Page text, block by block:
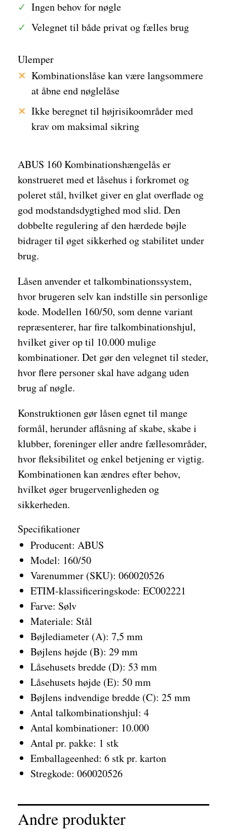
ABUS 160 Kombinationshængelås er
konstrueret med et låsehus i forkromet og
poleret stål, hvilket giver en glat overflade og
god modstandsdygtighed mod slid. Den
dobbelte regulering af den hærdede bøjle
bidrager til øget sikkerhed og stabilitet under
brug.
Låsen anvender et talkombinationssystem,
hvor brugeren selv kan indstille sin personlige
kode. Modellen 160/50, som denne variant
repræsenterer, har fire talkombinationshjul,
hvilket giver op til 10.000 mulige
kombinationer. Det gør den velegnet til steder,
hvor flere personer skal have adgang uden
brug af nøgle.
Konstruktionen gør låsen egnet til mange
formål, herunder aflåsning af skabe, skabe i
klubber, foreninger eller andre fællesområder,
hvor fleksibilitet og enkel betjening er vigtig.
Kombinationen kan ændres efter behov,
hvilket øger brugervenligheden og
sikkerheden.
Ingen behov for nøgle
Velegnet til både privat og fælles brug
Ulemper
Kombinationslåse kan være langsommere
at åbne end nøglelåse
Ikke beregnet til højrisikoområder med
krav om maksimal sikring
Specifikationer
Producent: ABUS
Model: 160/50
Varenummer (SKU): 060020526
ETIM-klassificeringskode: EC002221
Farve: Sølv
Materiale: Stål
Bøjlediameter (A): 7,5 mm
Bøjlens højde (B): 29 mm
Låsehusets bredde (D): 53 mm
Låsehusets højde (E): 50 mm
Bøjlens indvendige bredde (C): 25 mm
Antal talkombinationshjul: 4
Antal kombinationer: 10.000
Antal pr. pakke: 1 stk
Emballageenhed: 6 stk pr. karton
Stregkode: 060020526
Andre produkter